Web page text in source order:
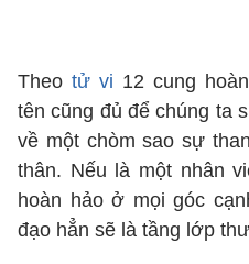
Theo tử vi 12 cung
tên cũng đủ để chúng ta
về một chòm sao sự
thân. Nếu là một nhân
hoàn hảo ở mọi góc
đạo hẳn sẽ là tầng lớp